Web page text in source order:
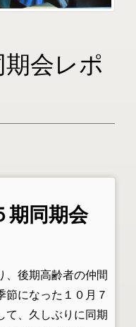
会レポ
期同期会
、後期高齢者の仲間
節になった１０月７
て、久しぶりに同期